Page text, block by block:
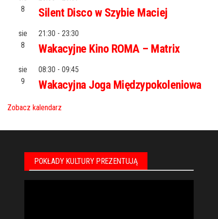
8
Silent Disco w Szybie Maciej
sie
8
21:30 - 23:30
Wakacyjne Kino ROMA – Matrix
sie
9
08:30 - 09:45
Wakacyjna Joga Międzypokoleniowa
Zobacz kalendarz
POKŁADY KULTURY PREZENTUJĄ